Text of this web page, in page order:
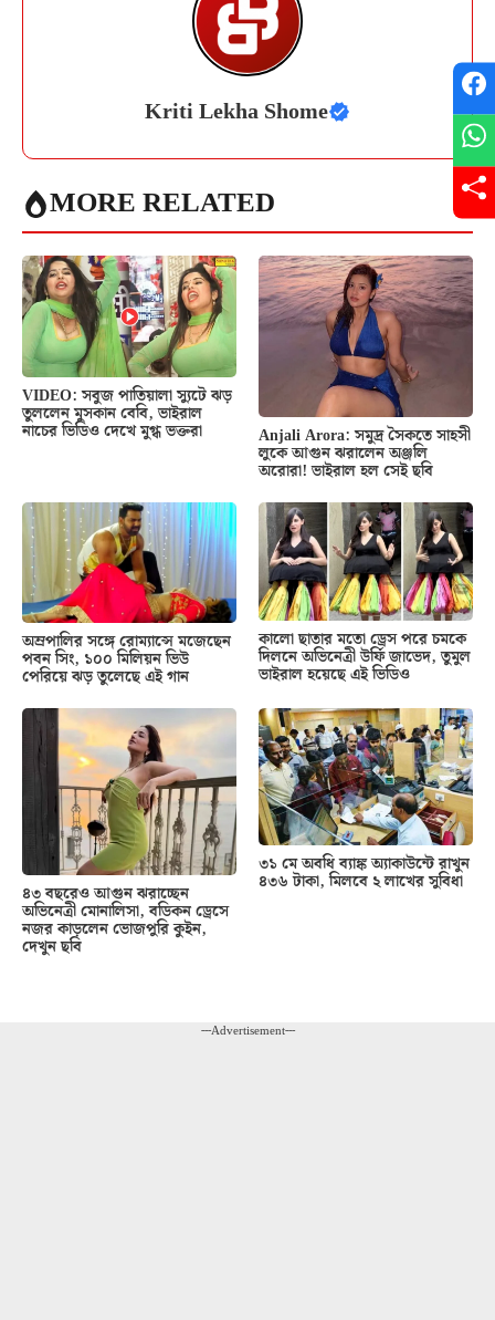
Kriti Lekha Shome
MORE RELATED
VIDEO: সবুজ পাতিয়ালা স্যুটে ঝড়
তুললেন মুসকান বেবি, ভাইরাল
নাচের ভিডিও দেখে মুগ্ধ ভক্তরা Anjali Arora: সমুদ্র সৈকতে সাহসী
লুকে আগুন ঝরালেন অঞ্জলি
অরোরা! ভাইরাল হল সেই ছবি
অম্রপালির সঙ্গে রোম্যান্সে মজেছেন
পবন সিং, ১০০ মিলিয়ন ভিউ
পেরিয়ে ঝড় তুলেছে এই গান
কালো ছাতার মতো ড্রেস পরে চমকে
দিলনে অভিনেত্রী উর্ফি জাভেদ, তুমুল
ভাইরাল হয়েছে এই ভিডিও
৪৩ বছরেও আগুন ঝরাচ্ছেন
অভিনেত্রী মোনালিসা, বডিকন ড্রেসে
নজর কাড়লেন ভোজপুরি কুইন,
দেখুন ছবি
৩১ মে অবধি ব্যাঙ্ক অ্যাকাউন্টে রাখুন
৪৩৬ টাকা, মিলবে ২ লাখের সুবিধা
---Advertisement---